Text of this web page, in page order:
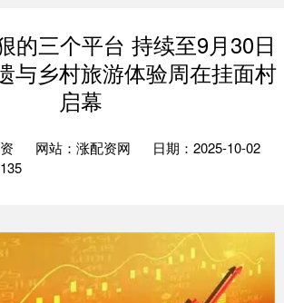
的三个平台 持续至9月30日
与乡村旅游体验周在挂面村
启幕
网站：涨配资网
日期：2025-10-02